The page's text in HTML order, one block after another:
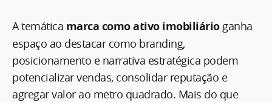
A temática marca como ativo imobiliárioganha
espaço ao destacar como branding,
posicionamento e narrativa estratégica podem
potencializar vendas, consolidar reputação e
agregar valor ao metro quadrado. Mais do que